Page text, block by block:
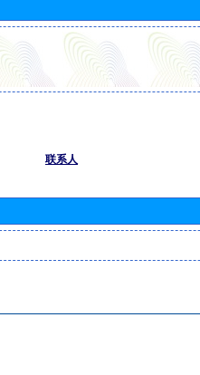
联系人